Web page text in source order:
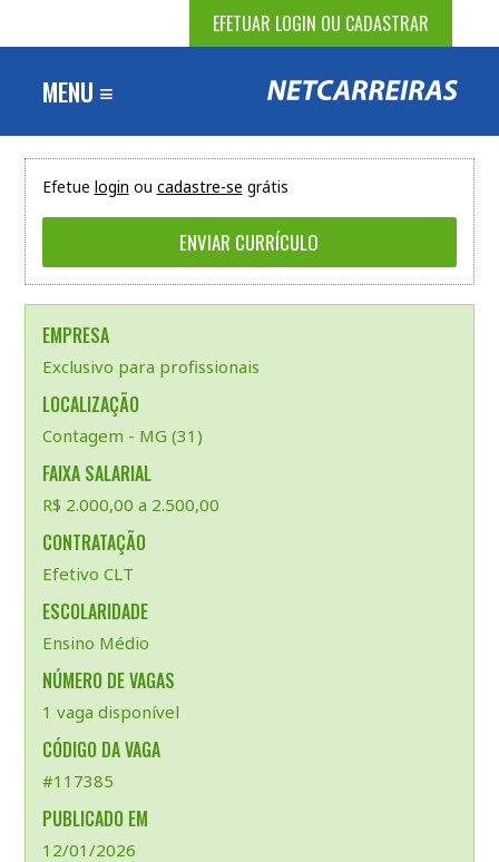
EFETUAR LOGIN OU CADASTRAR
MENU ≡
Efetue login ou cadastre-se grátis
EMPRESA
Exclusivo para profissionais
LOCALIZAÇÃO
Contagem - MG (31)
FAIXA SALARIAL
R$ 2.000,00 a 2.500,00
CONTRATAÇÃO
Efetivo CLT
ESCOLARIDADE
Ensino Médio
NÚMERO DE VAGAS
1 vaga disponível
CÓDIGO DA VAGA
#117385
PUBLICADO EM
12/01/2026